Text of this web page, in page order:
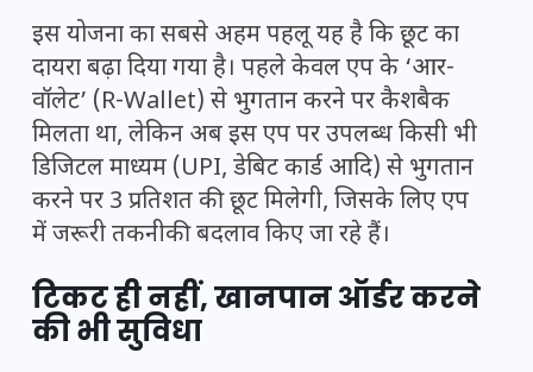
इस योजना का सबसे अहम पहलू यह है कि छूट का
दायरा बढ़ा दिया गया है। पहले केवल एप के ‘आर-
वॉलेट’ (R-Wallet) से भुगतान करने पर कैशबैक
मिलता था, लेकिन अब इस एप पर उपलब्ध किसी भी
डिजिटल माध्यम (UPI, डेबिट कार्ड आदि) से भुगतान
करने पर 3 प्रतिशत की छूट मिलेगी, जिसके लिए एप
में जरूरी तकनीकी बदलाव किए जा रहे हैं।
टिकट ही नहीं, खानपान ऑर्डर करने
की भी सुविधा